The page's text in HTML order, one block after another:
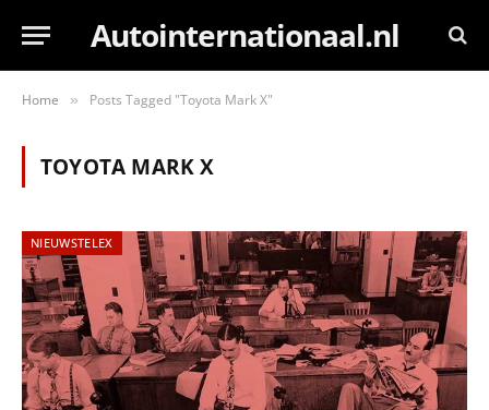
Autointernationaal.nl
Home » Posts Tagged "Toyota Mark X"
TOYOTA MARK X
NIEUWSTELEX